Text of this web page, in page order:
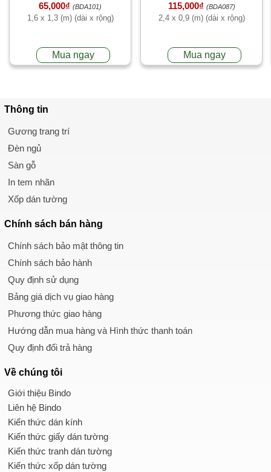
(m) (dài x rộng)
65,000₫ (BDA101)
1,6 x 1,3 (m) (dài x rộng)
Mua ngay
đùa
115,000₫ (BDA087)
2,4 x 0,9 (m) (dài x rộng)
Mua ngay
Thông tin
Gương trang trí
Đèn ngủ
Sàn gỗ
In tem nhãn
Xốp dán tường
Chính sách bán hàng
Chính sách bảo mật thông tin
Chính sách bảo hành
Quy định sử dụng
Bảng giá dịch vụ giao hàng
Phương thức giao hàng
Hướng dẫn mua hàng và Hình thức thanh toán
Quy định đổi trả hàng
Về chúng tôi
Giới thiệu Bindo
Liên hệ Bindo
Kiến thức dán kính
Kiến thức giấy dán tường
Kiến thức tranh dán tường
Kiến thức xốp dán tường